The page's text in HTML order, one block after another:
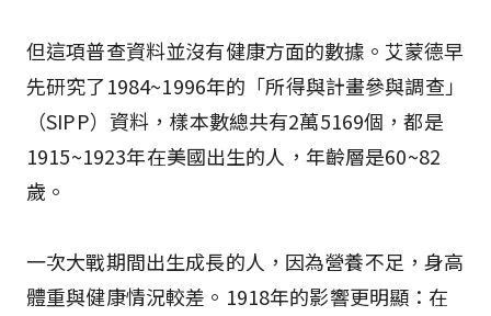
但這項普查資料並沒有健康方面的數據。艾蒙德早
先研究了1984~1996年的「所得與計畫參與調查」
（SIPP）資料，樣本數總共有2萬5169個，都是
1915~1923年在美國出生的人，年齡層是60~82
歲。
一次大戰期間出生成長的人，因為營養不足，身高
體重與健康情況較差。1918年的影響更明顯：在